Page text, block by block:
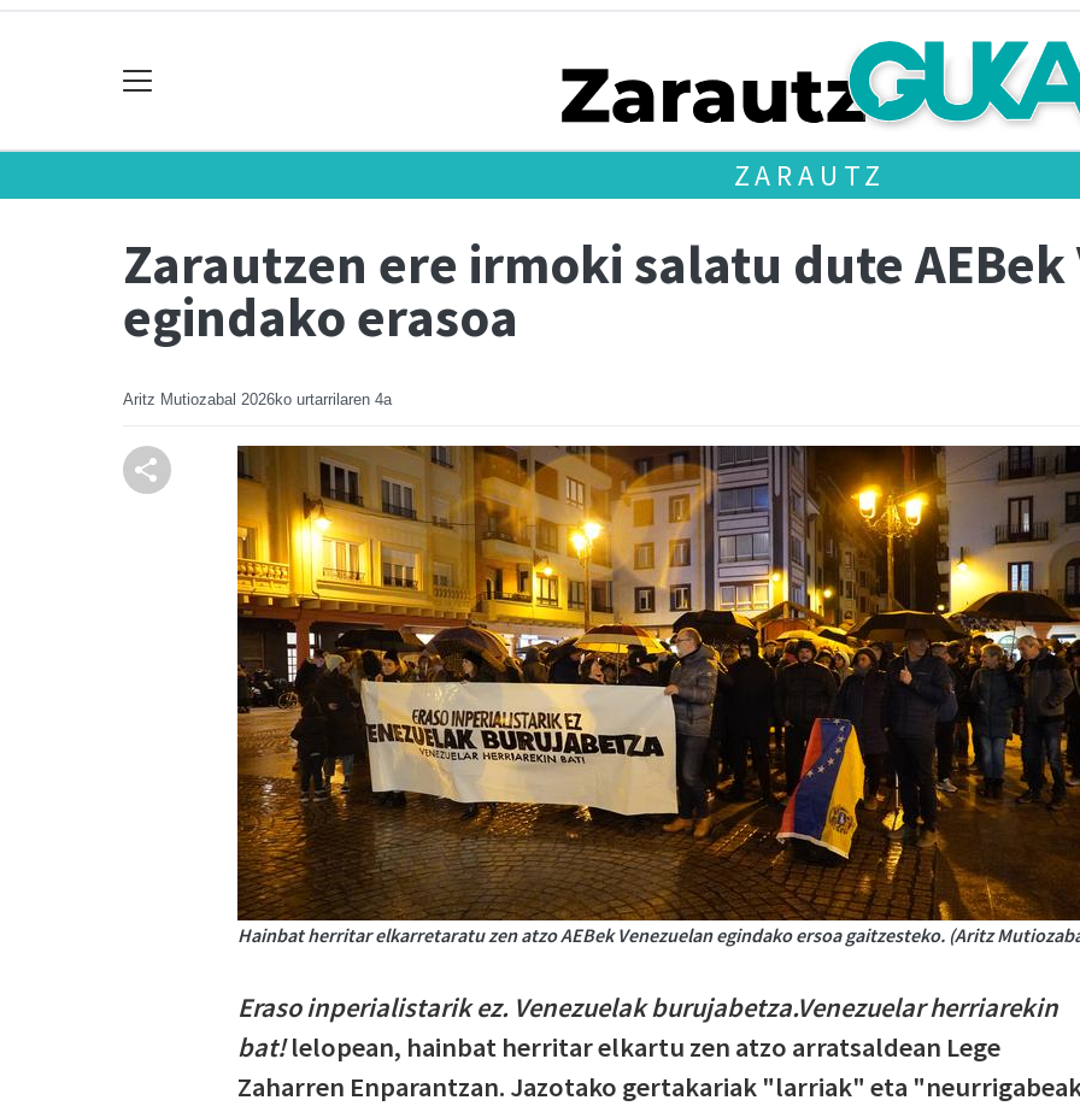
ZARAUTZ
Zarautzen ere irmoki salatu dute
egindako erasoa
Aritz Mutiozabal 2026ko urtarrilaren 4a
Hainbat herritar elkarretaratu zen atzo AEBek Venezuelan egindako ersoa gaitzesteko. (Aritz
Eraso inperialistarik ez. Venezuelak burujabetza.Venezuelar herriarekin
bat!lelopean, hainbat herritar elkartu zen atzo arratsaldean Lege
Zaharren Enparantzan. Jazotako gertakariak "larriak" eta